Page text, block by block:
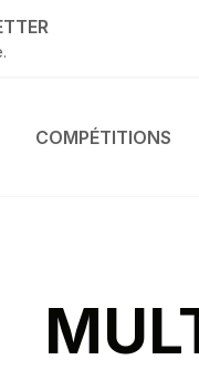
COMPÉTITIONS